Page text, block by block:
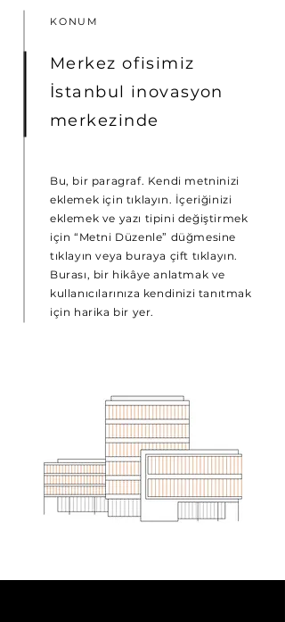
KONUM
Merkez ofisimiz
İstanbul inovasyon
merkezinde
Bu, bir paragraf. Kendi metninizi
eklemek için tıklayın. İçeriğinizi
eklemek ve yazı tipini değiştirmek
için “Metni Düzenle” düğmesine
tıklayın veya buraya çift tıklayın.
Burası, bir hikâye anlatmak ve
kullanıcılarınıza kendinizi tanıtmak
için harika bir yer.